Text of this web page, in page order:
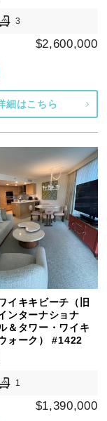
3
$2,600,000
細はこちら
イキキビーチ（旧
ンターナショナ
＆タワー・ワイキ
ォーク） #1422
1
$1,390,000